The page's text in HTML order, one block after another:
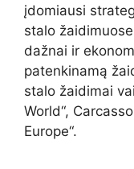
įdomiausi
stalo
dažnai ir
patenkinamą
stalo žaidimai
World“,
Europe“.